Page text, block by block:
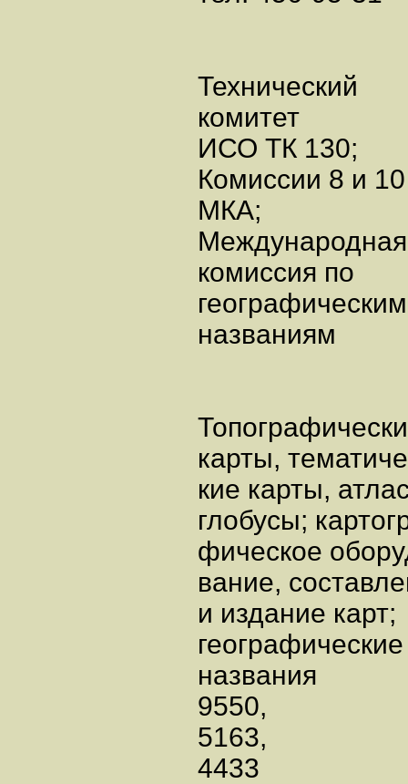
Технический
комитет
ИСО ТК 130;
Комиссии 8 и 10
МКА;
комиссия по
географическим
названиям
карты,
кие карты,
глобусы;
фическое
вание,
и издание
названия
9550,
5163,
4433